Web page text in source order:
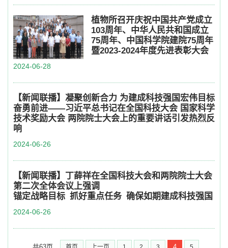
植物所召开庆祝中国共产党成立
103周年、中华人民共和国成立
75周年、中国科学院建院75周年
暨2023-2024年度先进表彰大会
2024-06-28
【新闻联播】凝聚创新合力 为建成科技强国宏伟目标
奋勇前进——习近平总书记在全国科技大会 国家科学
技术奖励大会 两院院士大会上的重要讲话引发热烈反
响
2024-06-26
【新闻联播】丁薛祥在全国科技大会和两院院士大会
第二次全体会议上强调
锚定战略目标 抓好重点任务 确保如期建成科技强国
2024-06-26